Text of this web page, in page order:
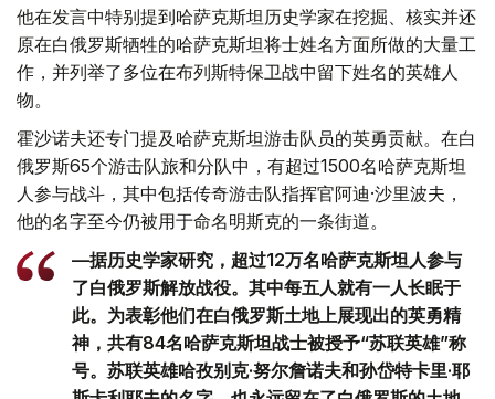
他在发言中特别提到哈萨克斯坦历史学家在挖掘、核实并还
原在白俄罗斯牺牲的哈萨克斯坦将士姓名方面所做的大量工
作，并列举了多位在布列斯特保卫战中留下姓名的英雄人
物。
霍沙诺夫还专门提及哈萨克斯坦游击队员的英勇贡献。在白
俄罗斯65个游击队旅和分队中，有超过1500名哈萨克斯坦
人参与战斗，其中包括传奇游击队指挥官阿迪·沙里波夫，
他的名字至今仍被用于命名明斯克的一条街道。
—据历史学家研究，超过12万名哈萨克斯坦人参与
了白俄罗斯解放战役。其中每五人就有一人长眠于
此。为表彰他们在白俄罗斯土地上展现出的英勇精
神，共有84名哈萨克斯坦战士被授予“苏联英雄”称
号。苏联英雄哈孜别克·努尔詹诺夫和孙岱特卡里·耶